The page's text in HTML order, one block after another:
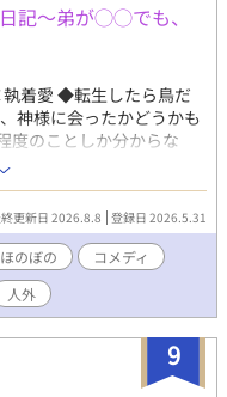
記〜弟が◯◯でも、
着愛 ◆転生したら鳥だ
神様に会ったかどうかも
度のことしか分からな
からない。でもまあ難し
かな。 能天気なポンコツ
末っ子雛鳥（弟）によ
？ ◆元人間のもふもふ
）。一見かわいい二羽
＆時々シリアス物語🐣
後に番外編にて少しだけ
予定です。
更新日 2026.8.8 登録日 2026.5.31
ほのぼの
コメディ
人外
9